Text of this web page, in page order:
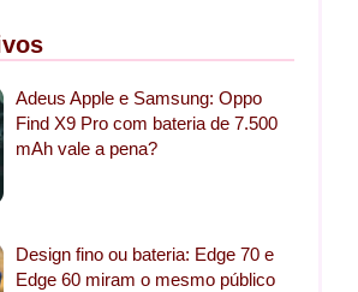
Adeus Apple e Samsung: Oppo
Find X9 Pro com bateria de 7.500
mAh vale a pena?
Design fino ou bateria: Edge 70 e
Edge 60 miram o mesmo público